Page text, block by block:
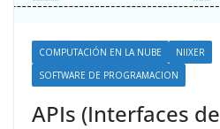
COMPUTACIÓN EN LA NUBE
NIIXER
SOFTWARE DE PROGRAMACION
APIs (Interfaces de